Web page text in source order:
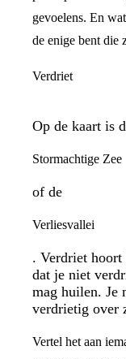
gevoelens. En
de enige bent die
Verdriet
Op de kaart is
Stormachtige Zee
of de
Verliesvallei
. Verdriet hoort
dat je niet
mag huilen. Je
verdrietig over
Vertel het aan